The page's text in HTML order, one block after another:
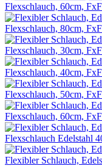
Flexschlauch, 60cm,
Flexschlauch, 80cm,
Flexschlauch, 30cm,
Flexschlauch, 40cm,
Flexschlauch, 50cm,
Flexschlauch, 60cm,
Flexschlauch Edelstahl
Flexibler Schlauch,